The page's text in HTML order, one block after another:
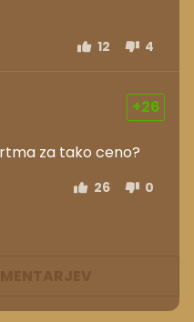
12 4
+26
za tako ceno?
26 0